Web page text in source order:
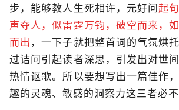
步，能够教人生死相许，元好问起
声夺人，似雷霆万钧，破空而来，
而出 ，一下子就把整首词的气氛烘
过诘问引起读者深思，引发出对世
热情讴歌。所以要想写出一篇佳作
趣的灵魂、敏感的洞察力这三者必不